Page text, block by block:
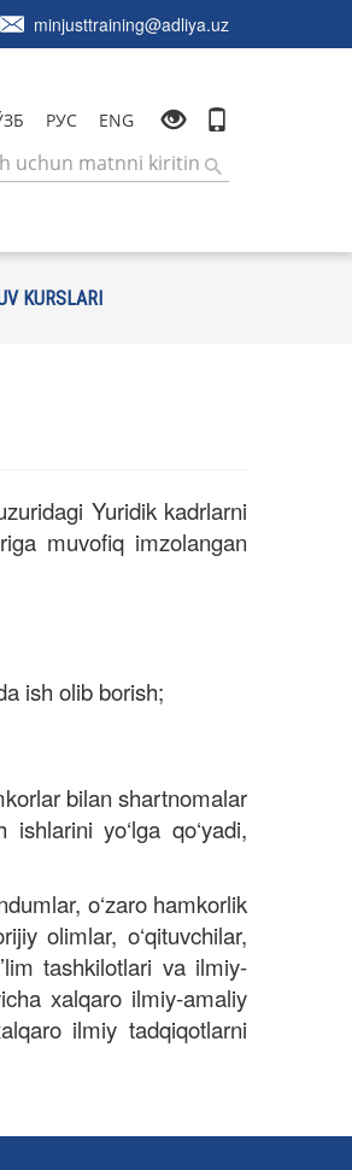
minjusttraining@adliya.uz
РУС ENG
KURSLARI
Yuridik kadrlarni
muvofiq imzolangan
ish olib borish;
bilan shartnomalar
yo‘lga qo‘yadi,
o‘zaro hamkorlik
olimlar, o‘qituvchilar,
tashkilotlari va ilmiy-
xalqaro ilmiy-amaliy
ilmiy tadqiqotlarni